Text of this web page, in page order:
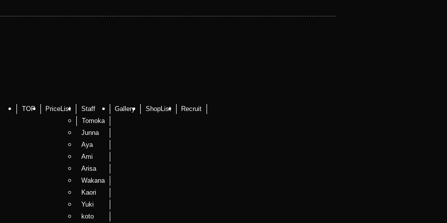
TOP PriceList
Staff
Tomoka
Junna
Aya
Ami
Arisa
Wakana
Kaori
Yuki
koto
Gallery ShopList Recruit